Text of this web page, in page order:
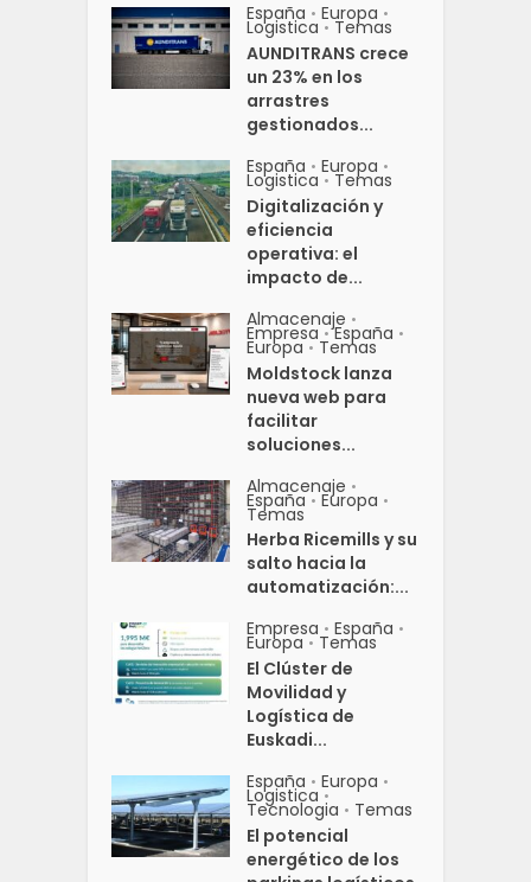
España • Europa •
Logistica • Temas
AUNDITRANS crece
un 23% en los
arrastres
gestionados...
España • Europa •
Logistica • Temas
Digitalización y
eficiencia
operativa: el
impacto de...
Almacenaje •
Empresa • España •
Europa • Temas
Moldstock lanza
nueva web para
facilitar
soluciones...
Almacenaje •
España • Europa •
Temas
Herba Ricemills y su
salto hacia la
automatización:...
Empresa • España •
Europa • Temas
El Clúster de
Movilidad y
Logística de
Euskadi...
España • Europa •
Logistica •
Tecnologia • Temas
El potencial
energético de los